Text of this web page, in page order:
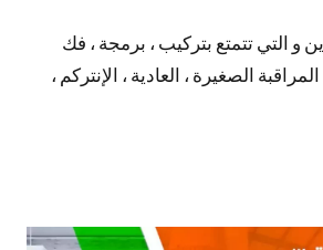
تعليقات
و التي تتمتع بتركيب ، برمجة ، فك
الصغيرة ، العادية ، الإنتركم ،